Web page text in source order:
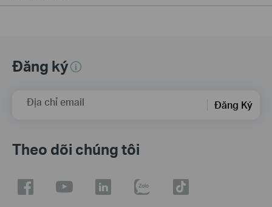
Đăng ký
Địa chỉ email Đăng Ký
Theo dõi chúng tôi